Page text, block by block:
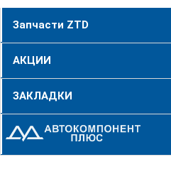
Запчасти ZTD
АКЦИИ
ЗАКЛАДКИ